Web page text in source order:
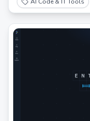
AI Code & IT Tools